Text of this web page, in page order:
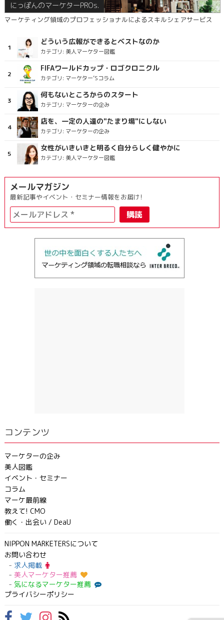
にっぽんのマーケターPROs.
マーケティング領域のプロフェッショナルによるスキルシェアサービス
どういう広報ができるとベストなのか
カテゴリ: 美人マーケター図鑑
FIFAワールドカップ・ロゴクロニクル
カテゴリ: マーケター’Sコラム
何もないところからのスタート
カテゴリ: マーケターの企み
店を、一定の人達の"たまり場"にしない
カテゴリ: マーケターの企み
女性がいきいきと明るく自分らしく健やかに
カテゴリ: 美人マーケター図鑑
メールマガジン
最新記事やイベント・セミナー情報をお届け!
コンテンツ
マーケターの企み
美人図鑑
イベント・セミナー
コラム
マーケ最前線
教えて! CMO
働く・出会い / DeaU
NIPPON MARKETERSについて
お問い合わせ
求人掲載
美人マーケター推薦
気になるマーケター推薦
プライバシーポリシー